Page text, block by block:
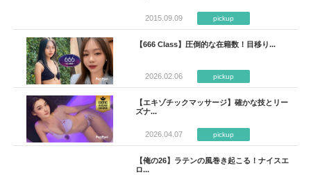
2015.09.09 pickup
【666 Class】圧倒的な在籍数！目移り...
2026.02.06 pickup
【エキゾチックマッサージ】確かな技とリー
ズナ...
2026.04.07 pickup
【俺の26】ラテンの風巻き起こる！ナイスエ
ロ...